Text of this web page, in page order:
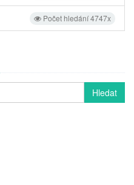
Počet hledání 4747x
Hledat